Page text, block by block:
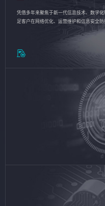
凭借多年来聚焦于新一代信息技术、数字
足客户在网络优化、运营维护和信息安全